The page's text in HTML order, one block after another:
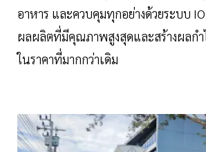
อาหาร และควบคุมทุกอย่างด้วยระบบ
ผลผลิตที่มีคุณภาพสูงสุดและสร้างผลกำ
ในราคาที่มากกว่าเดิม